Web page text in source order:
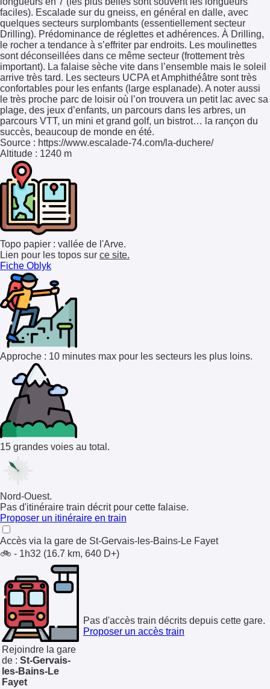
faciles). Escalade sur du gneiss, en général en dalle, avec
quelques secteurs surplombants (essentiellement secteur
Drilling). Prédominance de réglettes et adhérences. À Drilling,
le rocher a tendance à s’effriter par endroits. Les moulinettes
sont déconseillées dans ce même secteur (frottement très
important). La falaise sèche vite dans l’ensemble mais le soleil
arrive très tard. Les secteurs UCPA et Amphithéâtre sont très
confortables pour les enfants (large esplanade). A noter aussi
le très proche parc de loisir où l’on trouvera un petit lac avec sa
plage, des jeux d’enfants, un parcours dans les arbres, un
parcours VTT, un mini et grand golf, un bistrot… la rançon du
succès, beaucoup de monde en été.
Source : https://www.escalade-74.com/la-duchere/
Altitude : 1240 m
Topo papier : vallée de l'Arve.
Lien pour les topos sur ce site.
Fiche Oblyk
Approche : 10 minutes max pour les secteurs les plus loins.
15 grandes voies au total.
Nord-Ouest.
Pas d'itinéraire train décrit pour cette falaise.
Proposer un itinéraire en train
Accès via la gare de St-Gervais-les-Bains-Le Fayet
🚲 - 1h32 (16.7 km, 640 D+)
Rejoindre la gare
de : St-Gervais-
les-Bains-Le
Fayet
Pas d'accès train décrits depuis cette gare.
Proposer un accès train